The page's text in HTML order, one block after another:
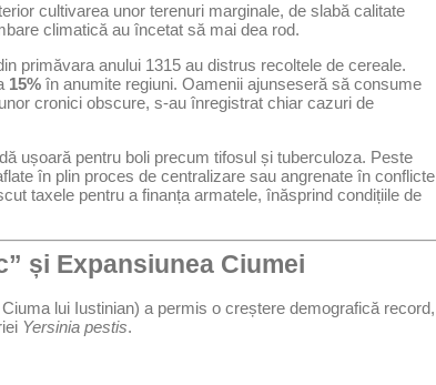
cultivarea unor terenuri marginale, de slabă calitate
climatică au încetat să mai dea rod.
primăvara anului 1315 au distrus recoltele de cereale.
15% în anumite regiuni. Oamenii ajunseseră să consume
cronici obscure, s-au înregistrat chiar cazuri de
ușoară pentru boli precum tifosul și tuberculoza. Peste
în plin proces de centralizare sau angrenate în conflicte
taxele pentru a finanța armatele, înăsprind condițiile de
și Expansiunea Ciumei
lui Iustinian) a permis o creștere demografică record,
Yersinia pestis.